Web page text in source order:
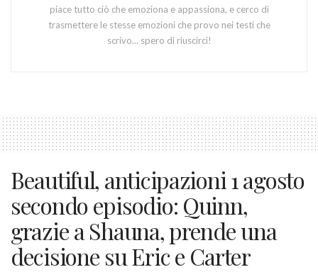
piace tutto ciò che emoziona e appassiona, e cerco di
trasmettere le stesse emozioni che provo nei testi che
scrivo... spero di riuscirci!
Beautiful, anticipazioni 1 agosto
secondo episodio: Quinn,
grazie a Shauna, prende una
decisione su Eric e Carter